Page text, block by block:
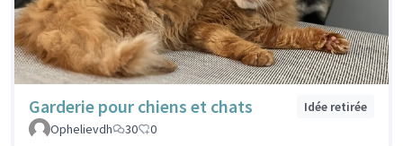
Garderie pour chiens et chats
Idée retirée
Ophelievdh
30 0